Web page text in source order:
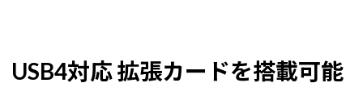
USB4対応 拡張カードを搭載可能